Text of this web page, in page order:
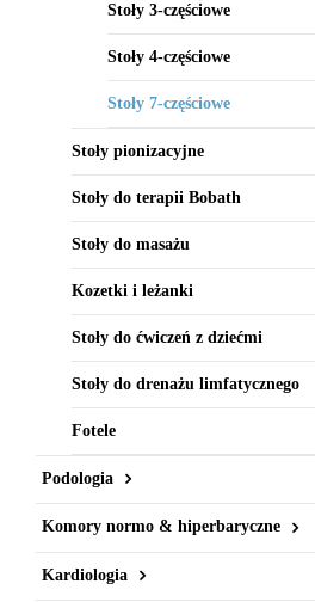
Stoły 3-częściowe
Stoły 4-częściowe
Stoły 7-częściowe
Stoły pionizacyjne
Stoły do terapii Bobath
Stoły do masażu
Kozetki i leżanki
Stoły do ćwiczeń z dziećmi
Stoły do drenażu limfatycznego
Fotele
Podologia
Komory normo & hiperbaryczne
Kardiologia